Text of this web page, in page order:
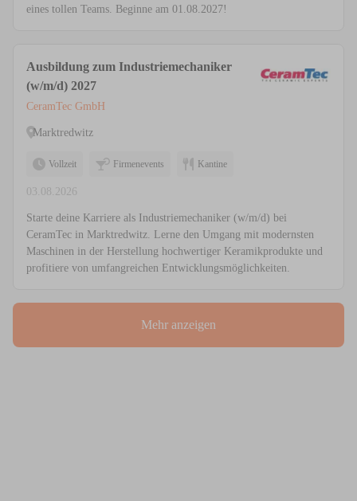
eines tollen Teams. Beginne am 01.08.2027!
Ausbildung zum Industriemechaniker
(w/m/d) 2027
CeramTec GmbH
Marktredwitz
Vollzeit Firmenevents Kantine
03.08.2026
Starte deine Karriere als Industriemechaniker (w/m/d) bei
CeramTec in Marktredwitz. Lerne den Umgang mit modernsten
Maschinen in der Herstellung hochwertiger Keramikprodukte und
profitiere von umfangreichen Entwicklungsmöglichkeiten.
Mehr anzeigen